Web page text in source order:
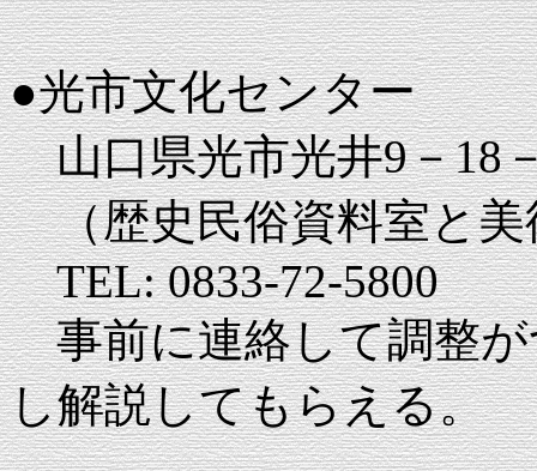
●光市文化センター
山口県光市光井9－18
（歴史民俗資料室と美
TEL: 0833-72-5800
事前に連絡して調整が
し解説してもらえる。